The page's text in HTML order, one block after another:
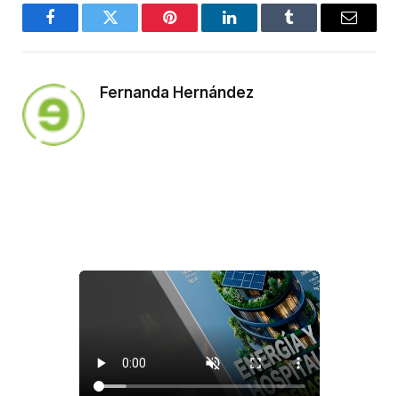
FacebookTwitter Pinterest LinkedInTumblr Email
Fernanda Hernández